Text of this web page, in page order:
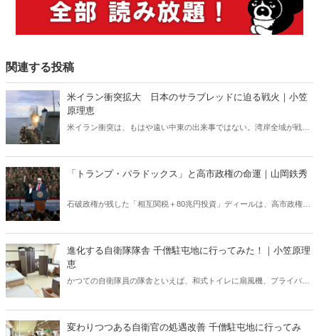
関連する投稿
米イラン衝突拡大 日本のサラブレッドに迫る戦火｜小笠
原理恵
米イラン衝突は、もはや遠い中東の出来事ではない。湾岸全域が戦域
題がある。邦人保護は万全なのか。そして、国際舞台に立つ日本のサ
ラブレッドの安全は守られるのか。戦火は思わぬところに影を落とし
「トランプ・パラドックス」と高市政権の命運｜山岡鉄秀
石破政権が残した「相互関税＋80兆円投資」ディールは、高市政権に
っている。
進化する自衛隊隊舎 千僧駐屯地に行ってみた！｜小笠原理
恵
かつての自衛隊員の隊舎といえば、和式トイレに扇風機、プライバシ
県伊丹市にある千僧駐屯地（せんぞちゅうとんち）を取材した。
変わりつつある自衛官の処遇改善 千僧駐屯地に行ってみ